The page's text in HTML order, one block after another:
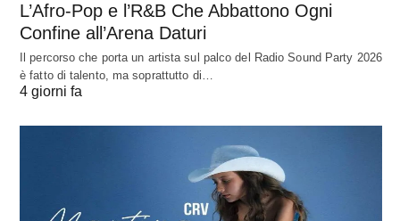
L’Afro-Pop e l’R&B Che Abbattono Ogni
Confine all’Arena Daturi
Il percorso che porta un artista sul palco del Radio Sound Party 2026
è fatto di talento, ma soprattutto di…
4 giorni fa